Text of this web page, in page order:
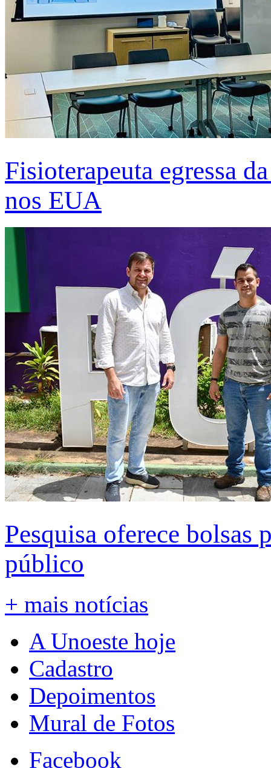
Fisioterapeuta egressa
nos EUA
Pesquisa oferece bolsas
público
+ mais notícias
A Unoeste hoje
Cadastro
Depoimentos
Mural de Fotos
Facebook